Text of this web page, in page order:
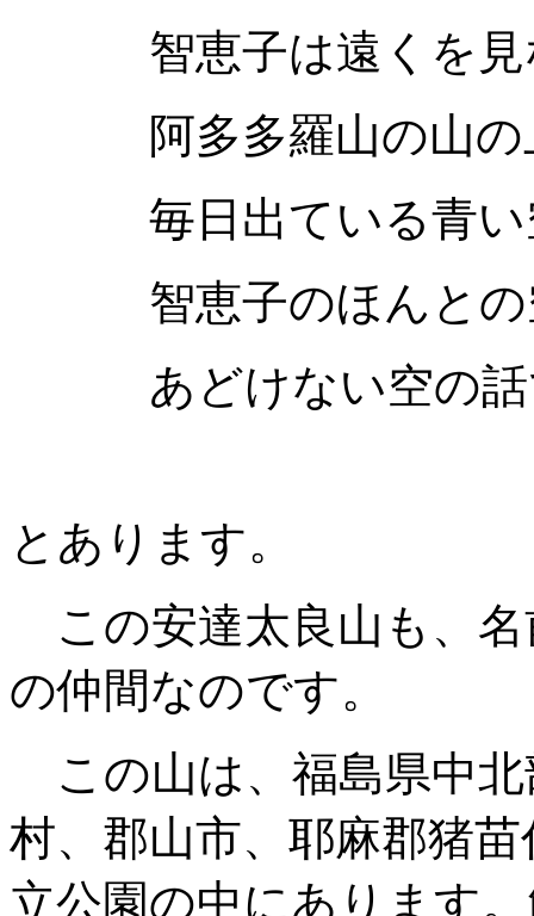
智恵子は遠くを見
阿多多羅山の山の
毎日出ている青い
智恵子のほんとの
あどけない空の話
とあります。
この安達太良山も、
の仲間なのです。
この山は、福島県中北
村、郡山市、耶麻郡猪
立公園の中にあります